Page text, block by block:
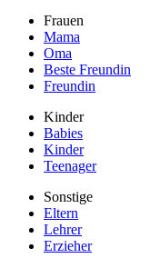
Frauen
Mama
Oma
Beste Freundin
Freundin
Kinder
Babies
Kinder
Teenager
Sonstige
Eltern
Lehrer
Erzieher